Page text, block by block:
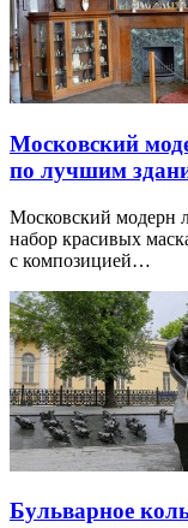
Московский
по лучшим
Московский модерн
набор красивых
с композицией…
Бульварное